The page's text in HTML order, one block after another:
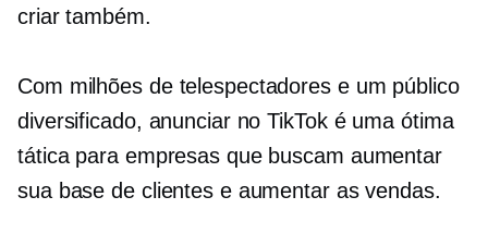
criar também.
Com milhões de telespectadores e um público
diversificado, anunciar no TikTok é uma ótima
tática para empresas que buscam aumentar
sua base de clientes e aumentar as vendas.